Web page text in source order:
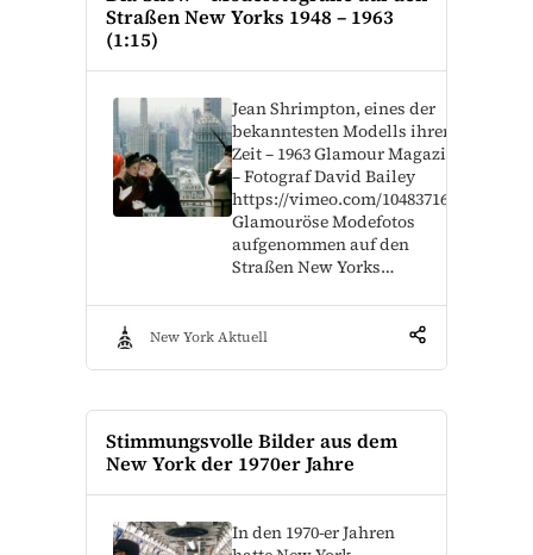
Straßen New Yorks 1948 – 1963
(1:15)
Jean Shrimpton, eines der
bekanntesten Modells ihrer
Zeit – 1963 Glamour Magazine
– Fotograf David Bailey
https://vimeo.com/1048371676
Glamouröse Modefotos
aufgenommen auf den
Straßen New Yorks…
New York Aktuell
Stimmungsvolle Bilder aus dem
New York der 1970er Jahre
In den 1970-er Jahren